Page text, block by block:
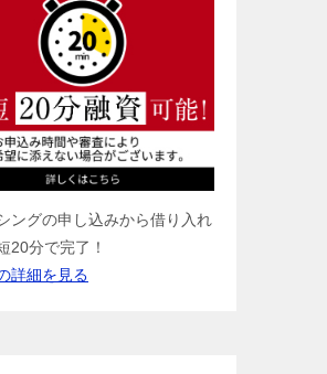
ングの申し込みから借り入れ
20分で完了！
詳細を見る